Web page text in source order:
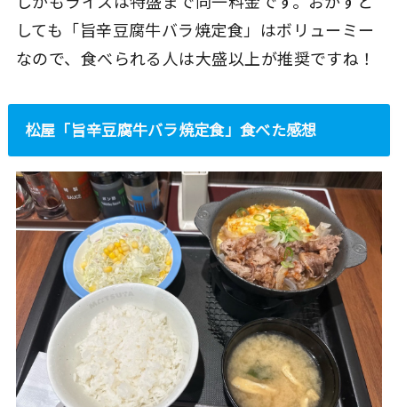
しても「旨辛豆腐牛バラ焼定食」はボリューミー
なので、食べられる人は大盛以上が推奨ですね！
松屋「旨辛豆腐牛バラ焼定食」食べた感想